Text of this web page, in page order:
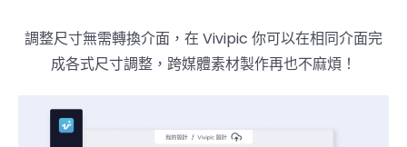
調整尺寸無需轉換介面，在 Vivipic 你可以在相同介面完
成各式尺寸調整，跨媒體素材製作再也不麻煩！